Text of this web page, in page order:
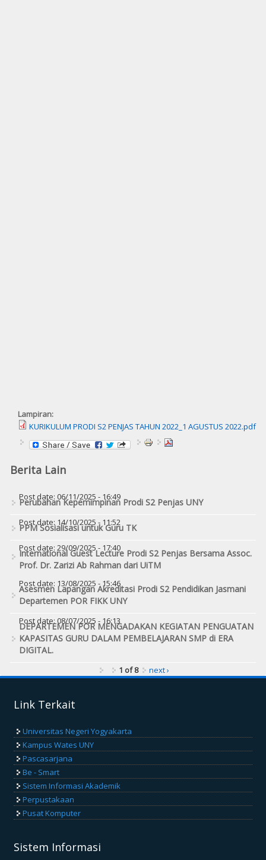
Lampiran:
KURIKULUM PRODI S2 PENJAS TAHUN 2022_1 AGUSTUS 2022.pdf
Berita Lain
Post date: 06/11/2025 - 16:49
Perubahan Kepemimpinan Prodi S2 Penjas UNY
Post date:14/10/2025 - 11:52
PPM Sosialisasi untuk Guru TK
Post date: 29/09/2025 - 17:40
International Guest Lecture Prodi S2 Penjas Bersama Assoc.
Prof. Dr. Zarizi Ab Rahman dari UiTM
Post date: 13/08/2025 - 15:46
Asesmen Lapangan Akreditasi Prodi S2 Pendidikan Jasmani
Departemen POR FIKK UNY
Post date:08/07/2025 - 16:13
DEPARTEMEN POR MENGADAKAN KEGIATAN PENGUATAN
KAPASITAS GURU DALAM PEMBELAJARAN SMP di ERA
DIGITAL.
1 of 8 next ›
Link Terkait
Universitas Negeri Yogyakarta
Kampus Wates UNY
Pascasarjana
Be - Smart
Sistem Informasi Akademik
Perpustakaan
Pusat Komputer
Sistem Informasi